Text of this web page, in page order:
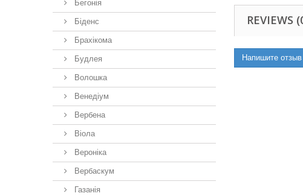
Бегонія
Біденс
Брахікома
Будлея
Волошка
Венедіум
Вербена
Віола
Вероніка
Вербаскум
Газанія
REVIEWS
Напишите